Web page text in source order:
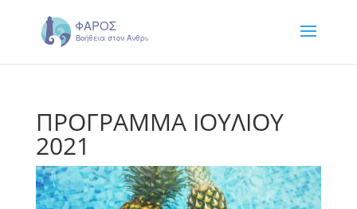
ΠΡΟΓΡΑΜΜΑ ΙΟΥΛΙΟΥ
2021